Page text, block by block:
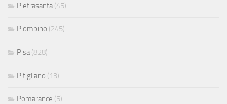
Pietrasanta (45)
Piombino (245)
Pisa (828)
Pitigliano (13)
Pomarance (5)